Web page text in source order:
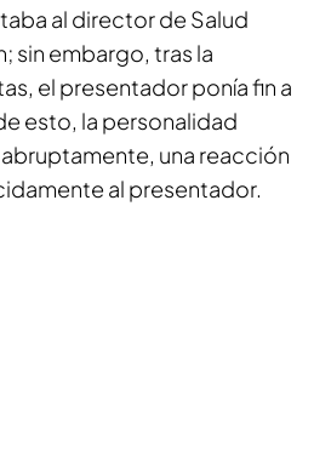
al director de Salud
sin embargo, tras la
el presentador ponía fin a
esto, la personalidad
una reacción
al presentador.